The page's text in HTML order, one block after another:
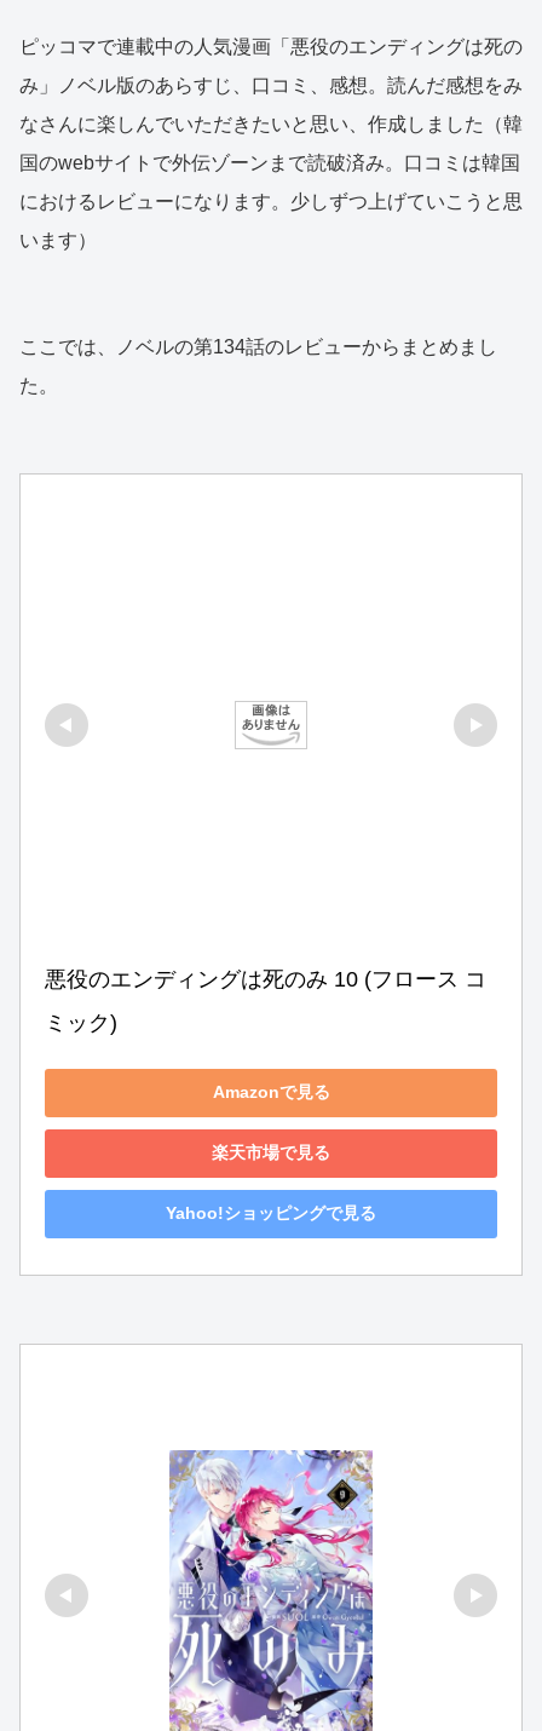
ピッコマで連載中の人気漫画「悪役のエンディングは死の
み」ノベル版のあらすじ、口コミ、感想。読んだ感想をみ
なさんに楽しんでいただきたいと思い、作成しました（韓
国のwebサイトで外伝ゾーンまで読破済み。口コミは韓国
におけるレビューになります。少しずつ上げていこうと思
います）
ここでは、ノベルの第134話のレビューからまとめまし
た。
悪役のエンディングは死のみ 10 (フロース コ
ミック)
Amazonで見る
楽天市場で見る
Yahoo!ショッピングで見る